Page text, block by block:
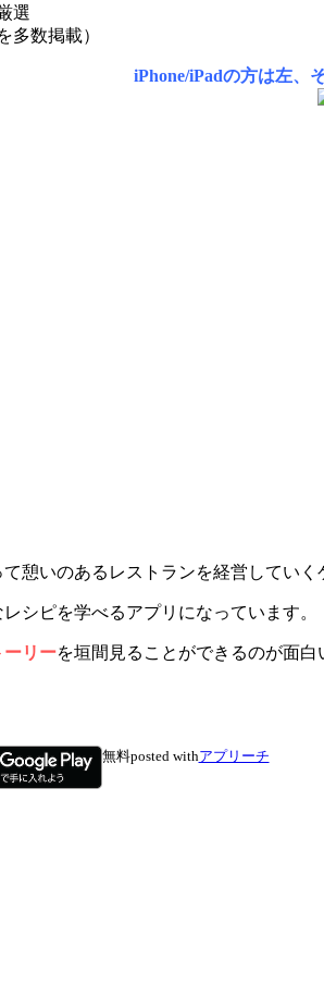
選
多数掲載）
iPhone/iPadの方は左、
憩いのあるレストランを経営していく
シピを学べるアプリになっています。
ーリーを垣間見ることができるのが面白
無料posted withアプリーチ